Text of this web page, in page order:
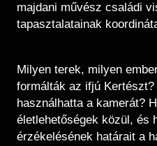
majdani művész családi
tapasztalatainak
Milyen terek, milyen
formálták az ifjú
használhatta a kamerát?
életlehetőségek közül, és
érzékelésének határait a